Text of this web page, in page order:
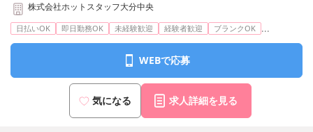
株式会社ホットスタッフ大分中央
日払いOK 即日勤務OK 未経験歓迎 経験者歓迎 ブランクOK ...
WEBで応募
気になる 求人詳細を見る